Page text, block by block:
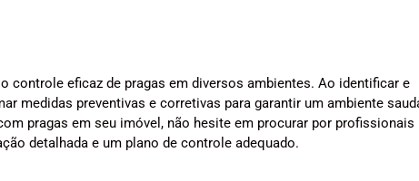
controle eficaz de pragas em diversos ambientes. Ao identificar e
medidas preventivas e corretivas para garantir um ambiente
pragas em seu imóvel, não hesite em procurar por profissionais
detalhada e um plano de controle adequado.